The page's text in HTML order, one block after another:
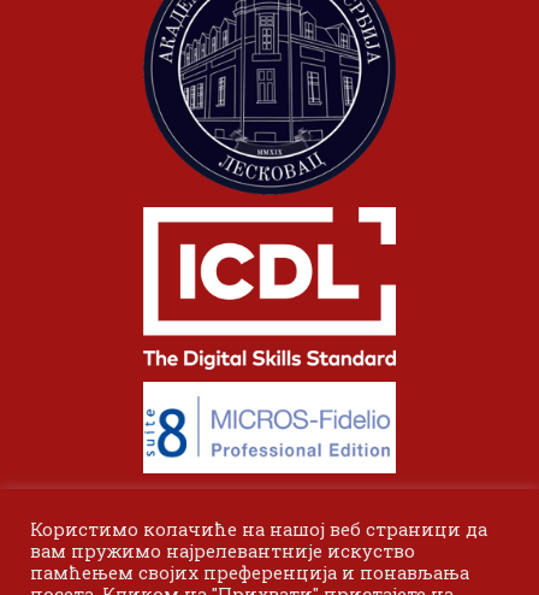
Користимо колачиће на нашој веб страници да
вам пружимо најрелевантније искуство
памћењем својих преференција и понављања